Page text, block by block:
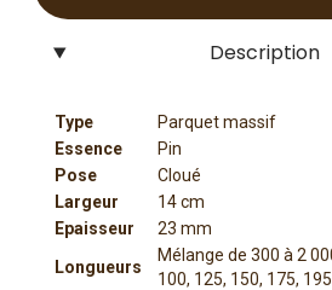
Description
Type
Parquet massif
Essence
Pin
Pose
Cloué
Largeur
14 cm
Epaisseur
23 mm
Longueurs
Mélange de 300 à 2
100, 125, 150, 175,